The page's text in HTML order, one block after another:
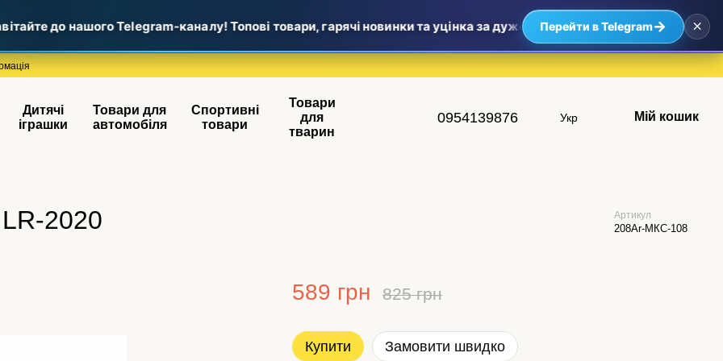
до нашого Telegram-каналу! Топові товари, гарячі новинки та уцінка за дуже приємними цінами —
Перейти в Telegram→ ×
Дитячі
іграшки
Товари для
автомобіля
Спортивні
товари
Товари
для
тварин
0954139876 Укр Мій кошик
2020 Артикул
208Ar-МКС-108
589 грн 825 грн
Купити Замовити швидко